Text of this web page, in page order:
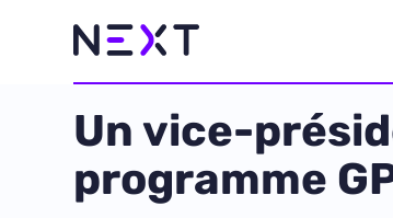
Un vice-
programme